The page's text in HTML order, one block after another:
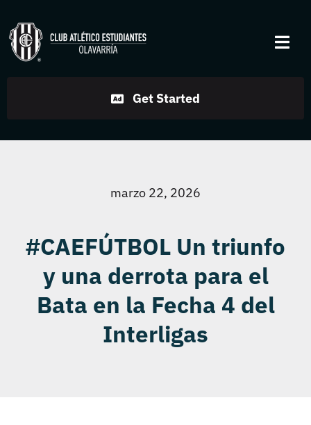
to
content
Disciplinas
Contacto
Get Started
marzo 22, 2026
#CAEFÚTBOL Un triunfo
y una derrota para el
Bata en la Fecha 4 del
Interligas